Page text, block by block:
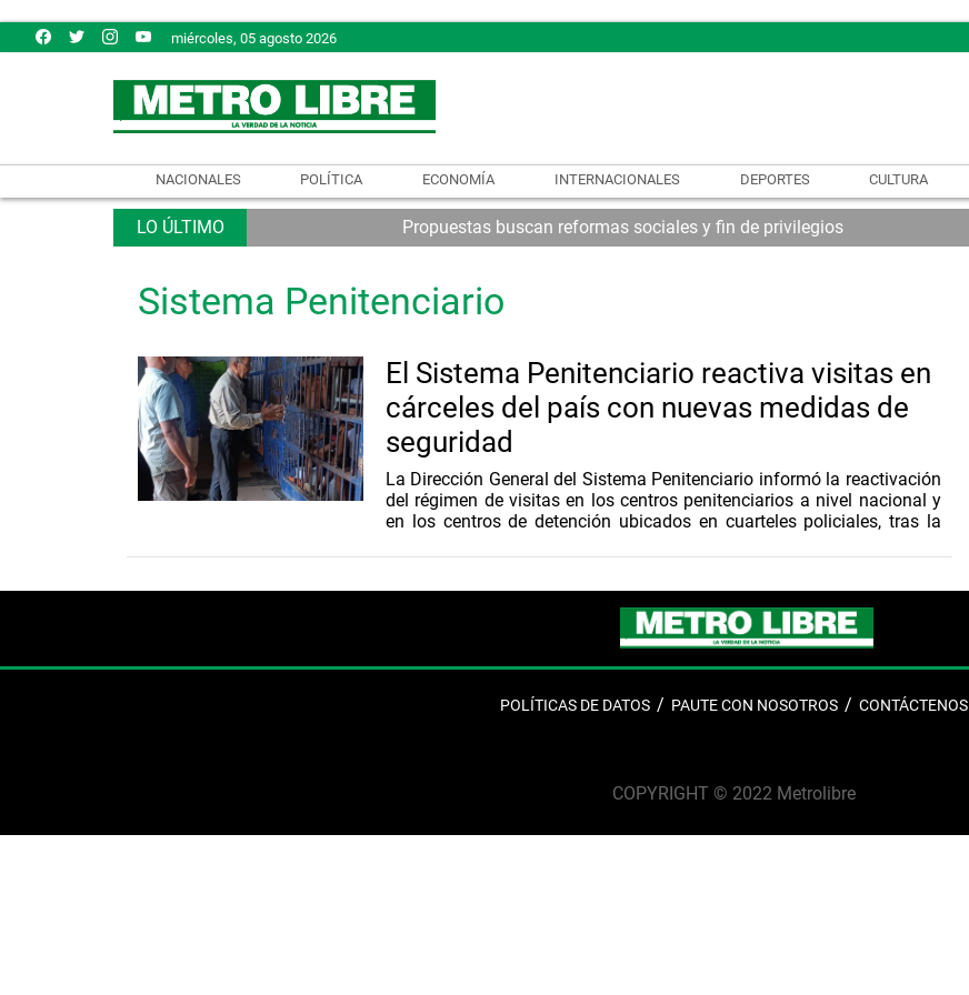
miércoles, 05 agosto 2026
NACIONALES POLÍTICA ECONOMÍA INTERNACIONALES DEPORTES CULTURA
Propuestas buscan reformas sociales y fin de privilegios
Sistema Penitenciario
El Sistema Penitenciario reactiva visitas en
cárceles del país con nuevas medidas de
seguridad
La Dirección General del Sistema Penitenciario informó la reactivación
del régimen de visitas en los centros penitenciarios a nivel nacional y
en los centros de detención ubicados en cuarteles policiales, tras la
en los centros de detención ubicados en cuarteles policiales.
Posteriormente, desde el lunes 3 de agosto, se reactivará el ingreso de
visitantes en los centros penitenciarios La Joya, La Joyita, Mega Joya,
El Renacer, Tinajitas, Centro Femenino La Esmeralda...
POLÍTICAS DE DATOS PAUTE CON NOSOTROS CONTÁCTENOS
COPYRIGHT © 2022 Metrolibre